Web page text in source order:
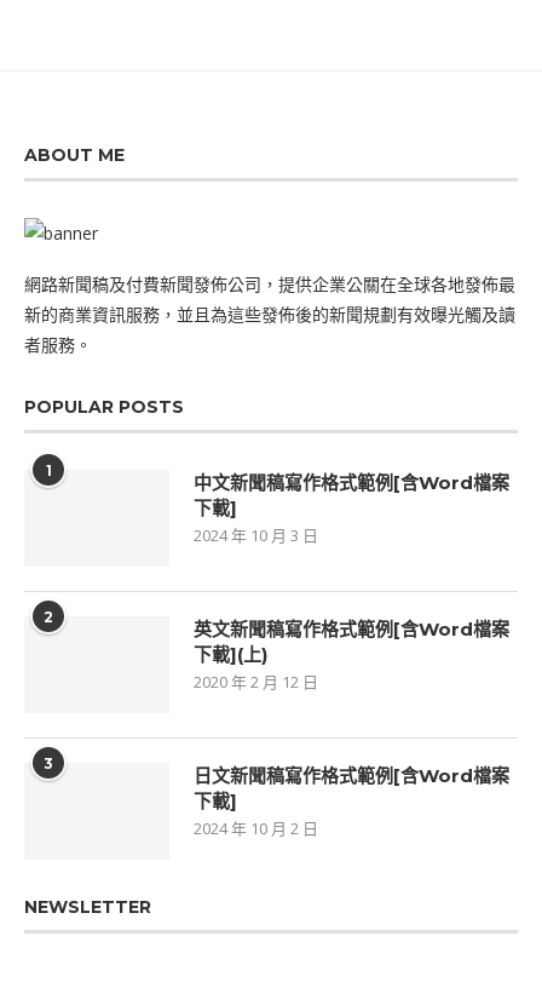
ABOUT ME
網路新聞稿及付費新聞發佈公司，提供企業公關在全球各地發佈最
新的商業資訊服務，並且為這些發佈後的新聞規劃有效曝光觸及讀
者服務。
POPULAR POSTS
1
中文新聞稿寫作格式範例[含Word檔案
下載]
2024 年 10 月 3 日
2
英文新聞稿寫作格式範例[含Word檔案
下載](上)
2020 年 2 月 12 日
3
日文新聞稿寫作格式範例[含Word檔案
下載]
2024 年 10 月 2 日
NEWSLETTER